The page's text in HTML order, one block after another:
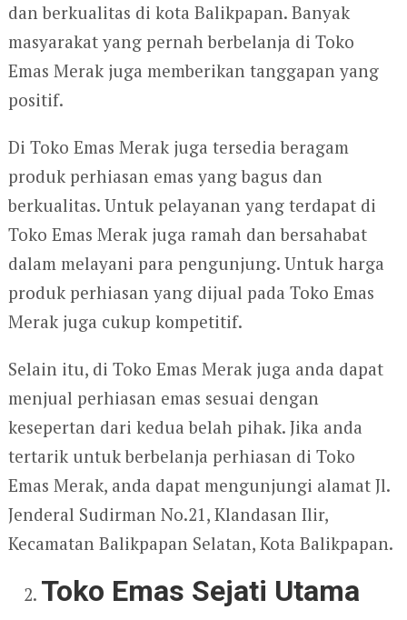
dan berkualitas di kota Balikpapan. Banyak
masyarakat yang pernah berbelanja di Toko
Emas Merak juga memberikan tanggapan yang
positif.
Di Toko Emas Merak juga tersedia beragam
produk perhiasan emas yang bagus dan
berkualitas. Untuk pelayanan yang terdapat di
Toko Emas Merak juga ramah dan bersahabat
dalam melayani para pengunjung. Untuk harga
produk perhiasan yang dijual pada Toko Emas
Merak juga cukup kompetitif.
Selain itu, di Toko Emas Merak juga anda dapat
menjual perhiasan emas sesuai dengan
kesepertan dari kedua belah pihak. Jika anda
tertarik untuk berbelanja perhiasan di Toko
Emas Merak, anda dapat mengunjungi alamat Jl.
Jenderal Sudirman No.21, Klandasan Ilir,
Kecamatan Balikpapan Selatan, Kota Balikpapan.
Toko Emas Sejati Utama